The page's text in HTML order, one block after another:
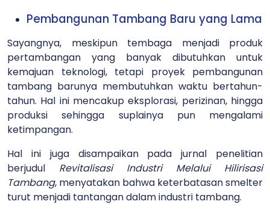
Pembangunan Tambang Baru yang Lama
Sayangnya, meskipun tembaga menjadi produk
pertambangan yang banyak dibutuhkan untuk
kemajuan teknologi, tetapi proyek pembangunan
tambang barunya membutuhkan waktu bertahun-
tahun. Hal ini mencakup eksplorasi, perizinan, hingga
produksi sehingga suplainya pun mengalami
ketimpangan.
Hal ini juga disampaikan pada jurnal penelitian
berjudul Revitalisasi Industri Melalui Hilirisasi
Tambang, menyatakan bahwa keterbatasan smelter
turut menjadi tantangan dalam industri tambang.